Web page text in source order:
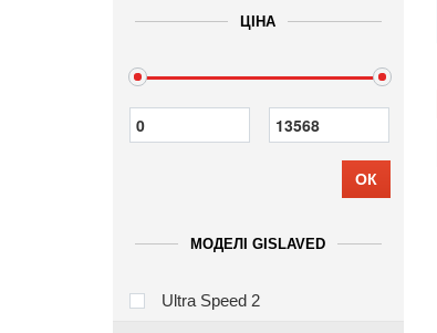
ЦІНА
ОК
МОДЕЛІ GISLAVED
Ultra Speed 2